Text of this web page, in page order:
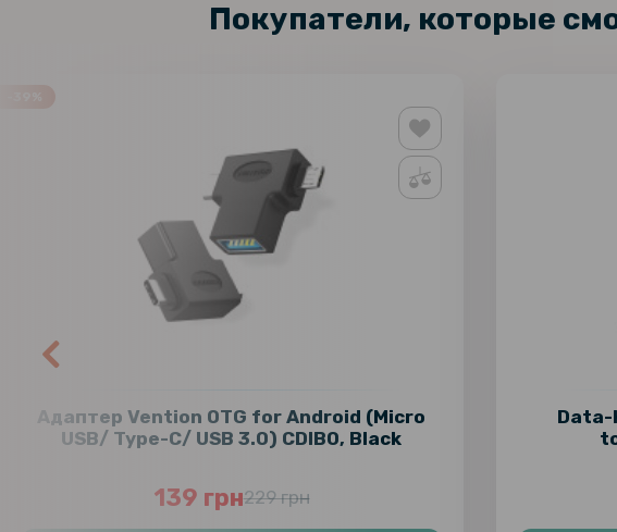
Покупатели, которые
Адаптер Vention OTG for Android (Micro
USB/ Type-C/ USB 3.0) CDIB0, Black
139 грн229 грн
Data-